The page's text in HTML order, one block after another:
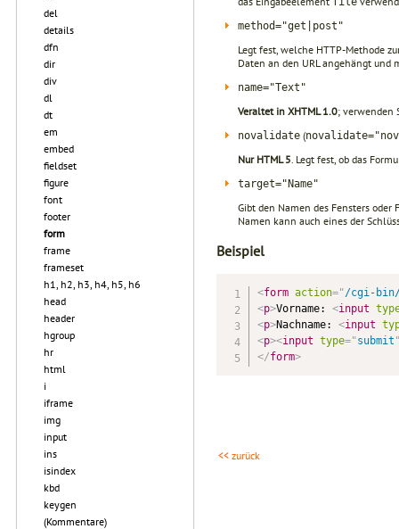
del
details
dfn
dir
div
dl
dt
em
embed
fieldset
figure
font
footer
form
frame
frameset
h1, h2, h3, h4, h5, h6
head
header
hgroup
hr
html
i
iframe
img
input
ins
isindex
kbd
keygen
(Kommentare)
method="get|post"
Legt fest, welche HTTP-Methode
Daten an den URL angehängt und
name="Text"
Veraltet in XHTML 1.0; verwenden
novalidate (
Nur HTML 5 . Legt fest, ob das
target="Name"
Gibt den Namen des Fensters
Namen kann auch eines der
Beispiel
<form action="/cgi-bin/
<p>Vorname: <input
<p>Nachname: <input
<p><input type="submit
</form>
<< zurück